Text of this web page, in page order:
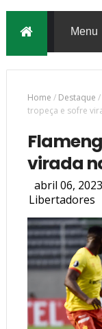
Home / Destaque /
tropeça e sofre
virada
abril 06, 2023
Libertadores